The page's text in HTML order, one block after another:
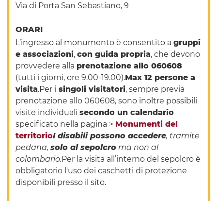
Via di Porta San Sebastiano, 9
ORARI
L’ingresso al monumento è consentito agruppi
e associazioni,con guida propria, che devono
provvedere alla prenotazione allo 060608
(tutti i giorni, ore 9.00-19.00).Max 12 persone a
visita.Per i singoli visitatori, sempre previa
prenotazione allo 060608, sono inoltre possibili
visite individualisecondo un calendario
specificato nella pagina > Monumenti del
territorioI disabili possono accedere, tramite
pedana,solo al sepolcro ma non al
colombario. Per la visita all’interno del sepolcro è
obbligatorio l'uso dei caschetti di protezione
disponibili presso il sito.